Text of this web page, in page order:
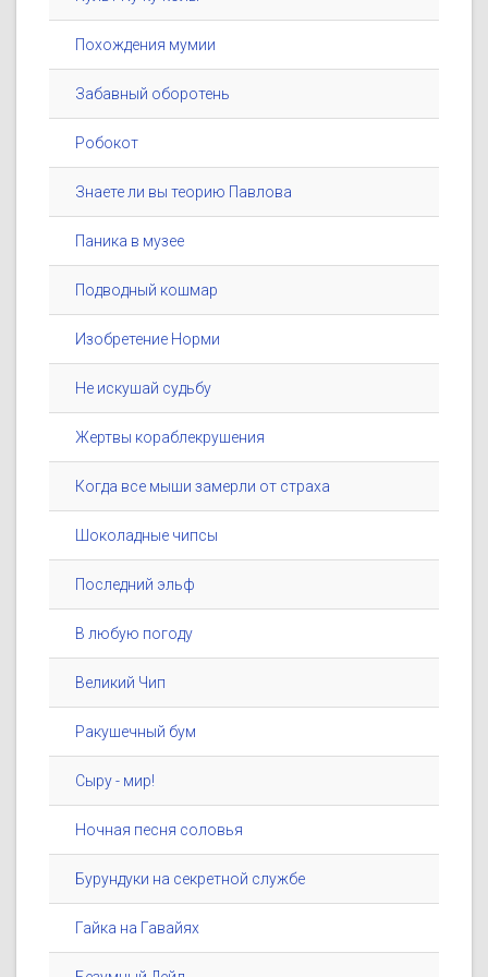
Похождения мумии
Забавный оборотень
Робокот
Знаете ли вы теорию Павлова
Паника в музее
Подводный кошмар
Изобретение Норми
Не искушай судьбу
Жертвы кораблекрушения
Когда все мыши замерли от страха
Шоколадные чипсы
Последний эльф
В любую погоду
Великий Чип
Ракушечный бум
Сыру - мир!
Ночная песня соловья
Бурундуки на секретной службе
Гайка на Гавайях